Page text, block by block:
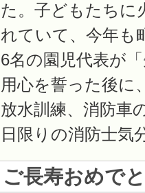
た。子どもたちに
れていて、今年も
6名の園児代表が
用心を誓った後に
放水訓練、消防車
日限りの消防士気
ご長寿おめで